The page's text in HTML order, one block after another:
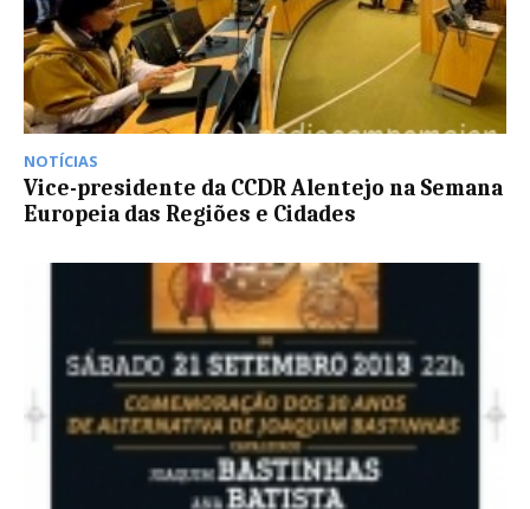
NOTÍCIAS
Vice-presidente da CCDR Alentejo na Semana
Europeia das Regiões e Cidades